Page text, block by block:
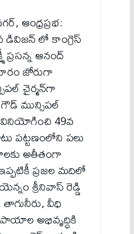
ఆంధ్రప్రభ:
లో కాంగ్రెస్
ప్రసన్న ఆనంద్
జోరుగా
చైర్మన్‌గా
మున్సిపల్
వినియోగించి 49వ
పట్టణంలోని పలు
అతీతంగా
ప్రజల మదిలో
శ్రీనివాస్ రెడ్డి
వీధి
అభివృద్ధికి